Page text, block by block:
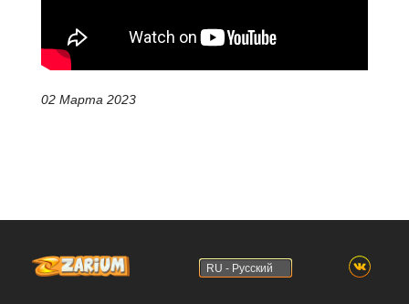
02 Марта 2023
RU - Русский